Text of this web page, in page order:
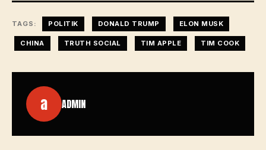
TAGS: POLITIK DONALD TRUMP ELON MUSK
CHINA TRUTH SOCIAL TIM APPLE TIM COOK
a ADMIN